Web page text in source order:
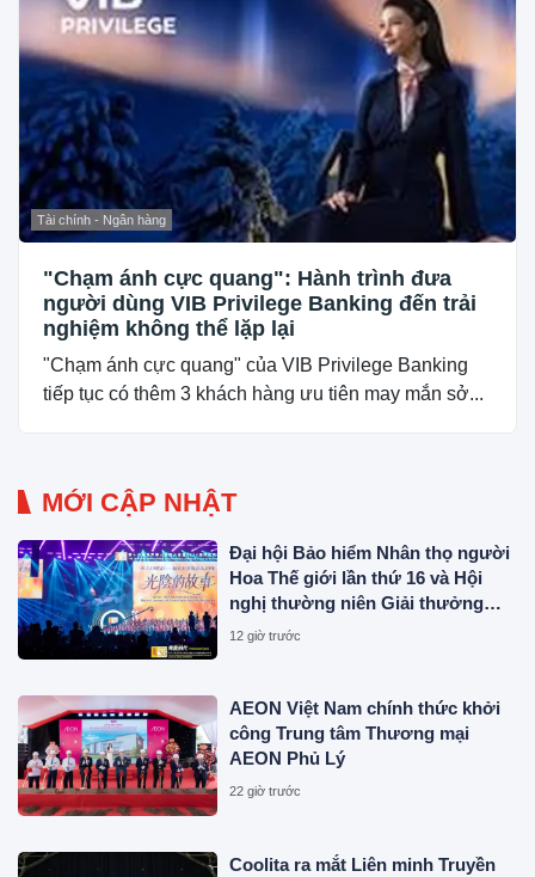
Tài chính - Ngân hàng
"Chạm ánh cực quang": Hành trình đưa
người dùng VIB Privilege Banking đến trải
nghiệm không thể lặp lại
"Chạm ánh cực quang" của VIB Privilege Banking
tiếp tục có thêm 3 khách hàng ưu tiên may mắn sở...
MỚI CẬP NHẬT
Đại hội Bảo hiểm Nhân thọ người
Hoa Thế giới lần thứ 16 và Hội
nghị thường niên Giải thưởng
Rồng Quốc tế (IDA) 2026 được tổ
12 giờ trước
AEON Việt Nam chính thức khởi
công Trung tâm Thương mại
AEON Phủ Lý
22 giờ trước
Coolita ra mắt Liên minh Truyền